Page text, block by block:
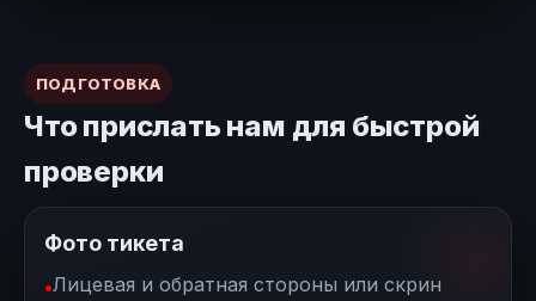
ПОДГОТОВКА
Что прислать нам для быстрой
проверки
Фото тикета
Лицевая и обратная стороны или скрин